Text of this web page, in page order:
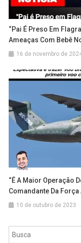
“Pai É Preso Em
Ameaças Com Bebê
16 de novembro de
“É A Maior Operação
Comandante Da Força
10 de outubro de 2023
Pesquisar